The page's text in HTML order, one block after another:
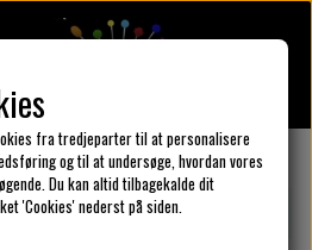
DESIGNVælg kantbånd her.
fra tredjeparter til at personalisere
og til at undersøge, hvordan vores
Du kan altid tilbagekalde dit
'Cookies' nederst på siden.